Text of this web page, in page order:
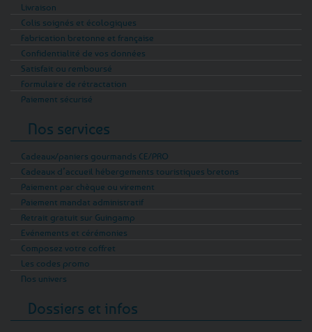
Livraison
Colis soignés et écologiques
Fabrication bretonne et française
Confidentialité de vos données
Satisfait ou remboursé
Formulaire de rétractation
Paiement sécurisé
Nos services
Cadeaux/paniers gourmands CE/PRO
Cadeaux d’accueil hébergements touristiques bretons
Paiement par chèque ou virement
Paiement mandat administratif
Retrait gratuit sur Guingamp
Evénements et cérémonies
Composez votre coffret
Les codes promo
Nos univers
Dossiers et infos